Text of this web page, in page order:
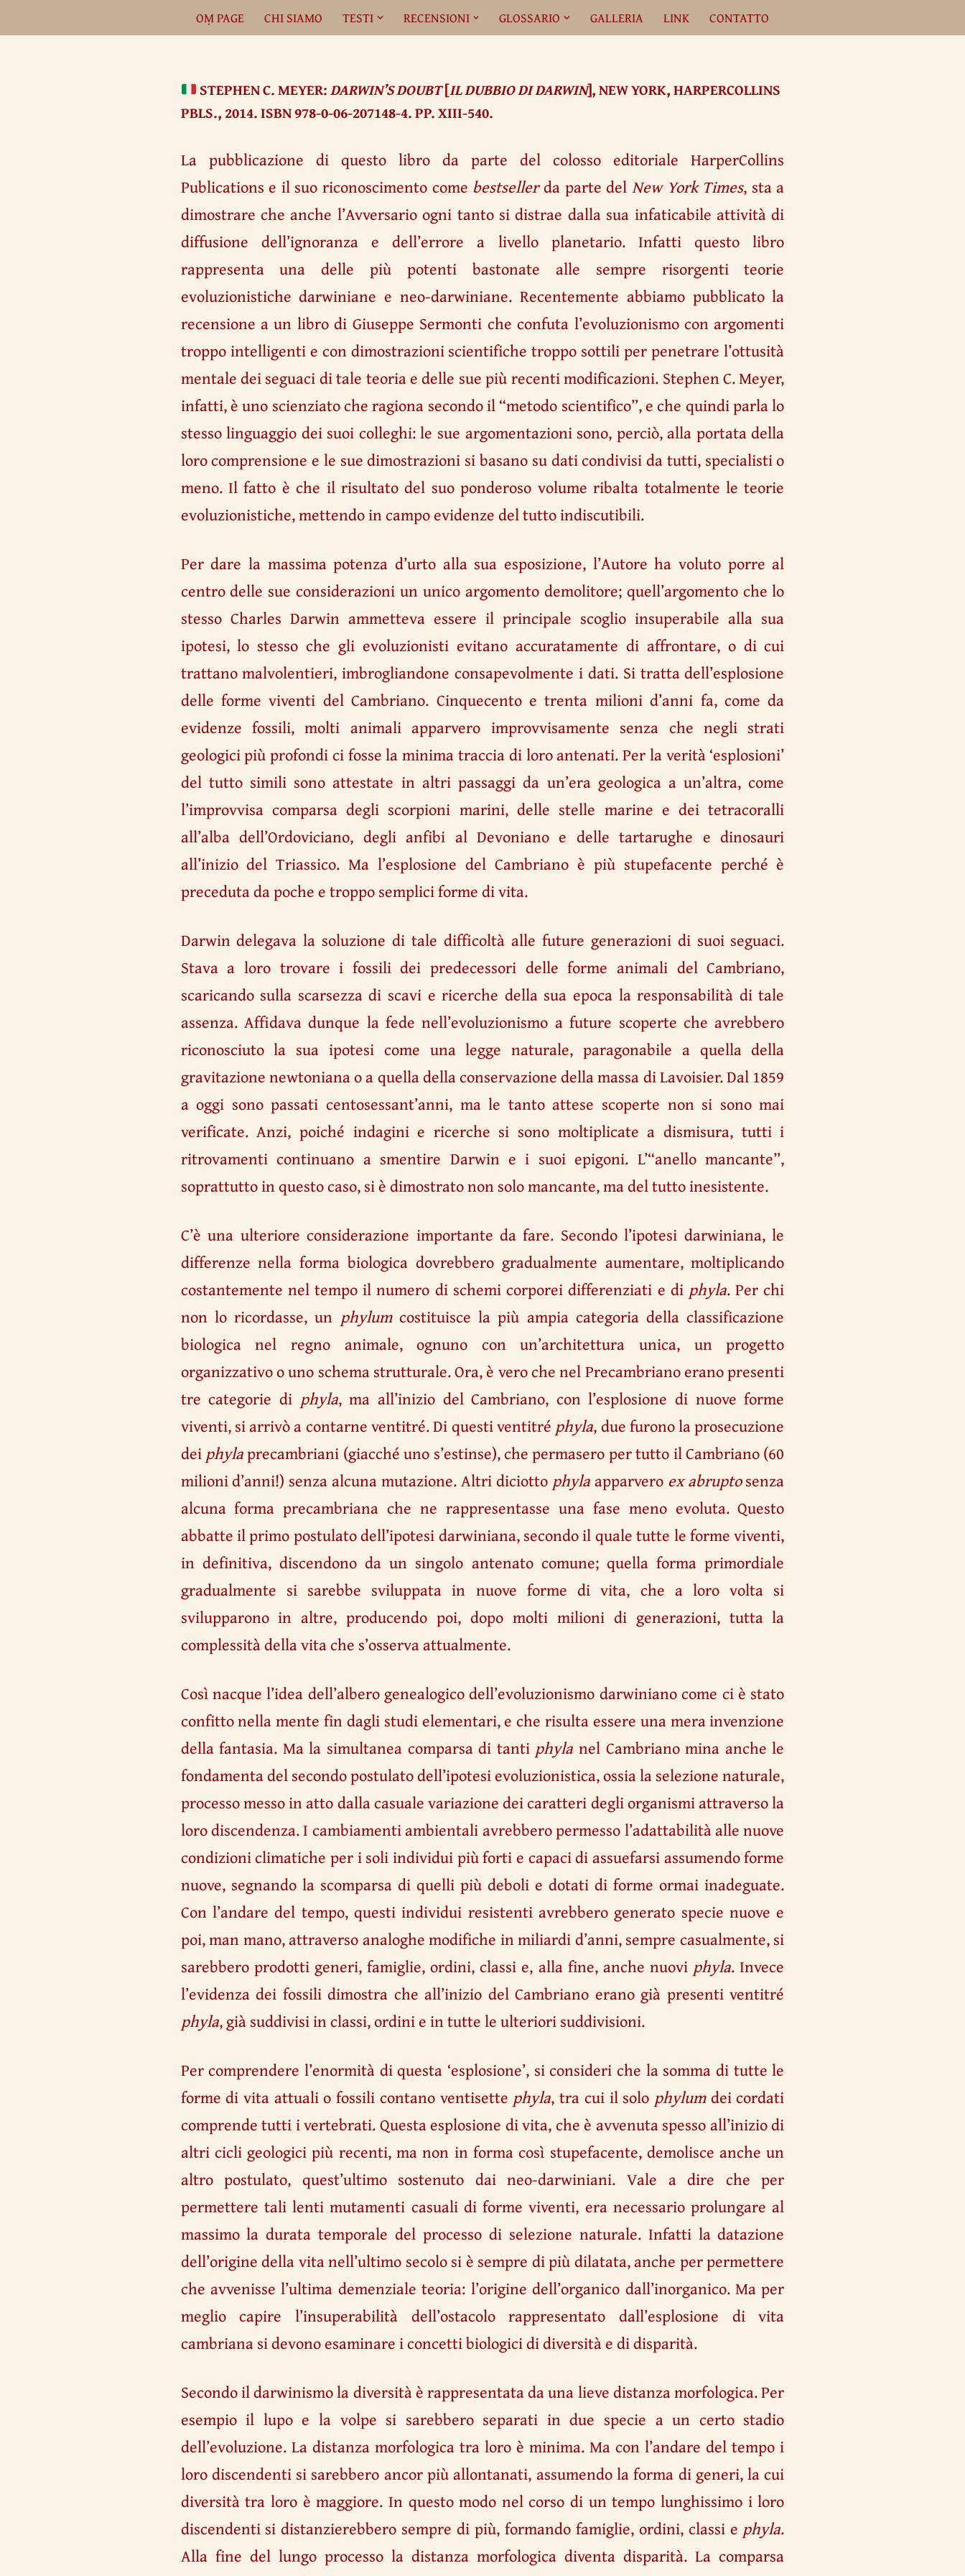
Vai
OṂ PAGE CHI SIAMO TESTI RECENSIONI GLOSSARIO GALLERIA LINK CONTATTO
STEPHEN C. MEYER:DARWIN’S DOUBT[IL DUBBIO DI DARWIN], NEW YORK, HARPERCOLLINS
PBLS., 2014. ISBN 978-0-06-207148-4. PP. XIII-540.
La pubblicazione di questo libro da parte del colosso editoriale HarperCollins
Publications e il suo riconoscimento come bestsellerda parte del New York Times, sta a
dimostrare che anche l’Avversario ogni tanto si distrae dalla sua infaticabile attività di
diffusione dell’ignoranza e dell’errore a livello planetario. Infatti questo libro
rappresenta una delle più potenti bastonate alle sempre risorgenti teorie
evoluzionistiche darwiniane e neo-darwiniane. Recentemente abbiamo pubblicato la
recensione a un libro di Giuseppe Sermonti che confuta l’evoluzionismo con argomenti
troppo intelligenti e con dimostrazioni scientifiche troppo sottili per penetrare l’ottusità
mentale dei seguaci di tale teoria e delle sue più recenti modificazioni. Stephen C. Meyer,
infatti, è uno scienziato che ragiona secondo il “metodo scientifico”, e che quindi parla lo
stesso linguaggio dei suoi colleghi: le sue argomentazioni sono, perciò, alla portata della
loro comprensione e le sue dimostrazioni si basano su dati condivisi da tutti, specialisti o
meno. Il fatto è che il risultato del suo ponderoso volume ribalta totalmente le teorie
evoluzionistiche, mettendo in campo evidenze del tutto indiscutibili.
Per dare la massima potenza d’urto alla sua esposizione, l’Autore ha voluto porre al
centro delle sue considerazioni un unico argomento demolitore; quell’argomento che lo
stesso Charles Darwin ammetteva essere il principale scoglio insuperabile alla sua
ipotesi, lo stesso che gli evoluzionisti evitano accuratamente di affrontare, o di cui
trattano malvolentieri, imbrogliandone consapevolmente i dati. Si tratta dell’esplosione
delle forme viventi del Cambriano. Cinquecento e trenta milioni d’anni fa, come da
evidenze fossili, molti animali apparvero improvvisamente senza che negli strati
geologici più profondi ci fosse la minima traccia di loro antenati. Per la verità ‘esplosioni’
del tutto simili sono attestate in altri passaggi da un’era geologica a un’altra, come
l’improvvisa comparsa degli scorpioni marini, delle stelle marine e dei tetracoralli
all’alba dell’Ordoviciano, degli anfibi al Devoniano e delle tartarughe e dinosauri
all’inizio del Triassico. Ma l’esplosione del Cambriano è più stupefacente perché è
preceduta da poche e troppo semplici forme di vita.
Darwin delegava la soluzione di tale difficoltà alle future generazioni di suoi seguaci.
Stava a loro trovare i fossili dei predecessori delle forme animali del Cambriano,
scaricando sulla scarsezza di scavi e ricerche della sua epoca la responsabilità di tale
assenza. Affidava dunque la fede nell’evoluzionismo a future scoperte che avrebbero
riconosciuto la sua ipotesi come una legge naturale, paragonabile a quella della
gravitazione newtoniana o a quella della conservazione della massa di Lavoisier. Dal 1859
a oggi sono passati centosessant’anni, ma le tanto attese scoperte non si sono mai
verificate. Anzi, poiché indagini e ricerche si sono moltiplicate a dismisura, tutti i
ritrovamenti continuano a smentire Darwin e i suoi epigoni. L’“anello mancante”,
soprattutto in questo caso, si è dimostrato non solo mancante, ma del tutto inesistente.
C’è una ulteriore considerazione importante da fare. Secondo l’ipotesi darwiniana, le
differenze nella forma biologica dovrebbero gradualmente aumentare, moltiplicando
costantemente nel tempo il numero di schemi corporei differenziati e di phyla. Per chi
non lo ricordasse, un phylumcostituisce la più ampia categoria della classificazione
biologica nel regno animale, ognuno con un’architettura unica, un progetto
organizzativo o uno schema strutturale. Ora, è vero che nel Precambriano erano presenti
tre categorie di phyla, ma all’inizio del Cambriano, con l’esplosione di nuove forme
viventi, si arrivò a contarne ventitré. Di questi ventitré phyla, due furono la prosecuzione
dei phylaprecambriani (giacché uno s’estinse), che permasero per tutto il Cambriano (60
milioni d’anni!) senza alcuna mutazione. Altri diciotto phylaapparvero ex abruptosenza
alcuna forma precambriana che ne rappresentasse una fase meno evoluta. Questo
abbatte il primo postulato dell’ipotesi darwiniana, secondo il quale tutte le forme viventi,
in definitiva, discendono da un singolo antenato comune; quella forma primordiale
gradualmente si sarebbe sviluppata in nuove forme di vita, che a loro volta si
svilupparono in altre, producendo poi, dopo molti milioni di generazioni, tutta la
complessità della vita che s’osserva attualmente.
Così nacque l’idea dell’albero genealogico dell’evoluzionismo darwiniano come ci è stato
confitto nella mente fin dagli studi elementari, e che risulta essere una mera invenzione
della fantasia. Ma la simultanea comparsa di tanti phyla nel Cambriano mina anche le
fondamenta del secondo postulato dell’ipotesi evoluzionistica, ossia la selezione naturale,
processo messo in atto dalla casuale variazione dei caratteri degli organismi attraverso la
loro discendenza. I cambiamenti ambientali avrebbero permesso l’adattabilità alle nuove
condizioni climatiche per i soli individui più forti e capaci di assuefarsi assumendo forme
nuove, segnando la scomparsa di quelli più deboli e dotati di forme ormai inadeguate.
Con l’andare del tempo, questi individui resistenti avrebbero generato specie nuove e
poi, man mano, attraverso analoghe modifiche in miliardi d’anni, sempre casualmente, si
sarebbero prodotti generi, famiglie, ordini, classi e, alla fine, anche nuovi phyla. Invece
l’evidenza dei fossili dimostra che all’inizio del Cambriano erano già presenti ventitré
phyla, già suddivisi in classi, ordini e in tutte le ulteriori suddivisioni.
Per comprendere l’enormità di questa ‘esplosione’, si consideri che la somma di tutte le
forme di vita attuali o fossili contano ventisette phyla, tra cui il solo phylumdei cordati
comprende tutti i vertebrati. Questa esplosione di vita, che è avvenuta spesso all’inizio di
altri cicli geologici più recenti, ma non in forma così stupefacente, demolisce anche un
altro postulato, quest’ultimo sostenuto dai neo-darwiniani. Vale a dire che per
permettere tali lenti mutamenti casuali di forme viventi, era necessario prolungare al
massimo la durata temporale del processo di selezione naturale. Infatti la datazione
dell’origine della vita nell’ultimo secolo si è sempre di più dilatata, anche per permettere
che avvenisse l’ultima demenziale teoria: l’origine dell’organico dall’inorganico. Ma per
meglio capire l’insuperabilità dell’ostacolo rappresentato dall’esplosione di vita
cambriana si devono esaminare i concetti biologici di diversità e di disparità.
Secondo il darwinismo la diversità è rappresentata da una lieve distanza morfologica. Per
esempio il lupo e la volpe si sarebbero separati in due specie a un certo stadio
dell’evoluzione. La distanza morfologica tra loro è minima. Ma con l’andare del tempo i
loro discendenti si sarebbero ancor più allontanati, assumendo la forma di generi, la cui
diversità tra loro è maggiore. In questo modo nel corso di un tempo lunghissimo i loro
discendenti si distanzierebbero sempre di più, formando famiglie, ordini, classi e phyla.
Alla fine del lungo processo la distanza morfologica diventa disparità. La comparsa